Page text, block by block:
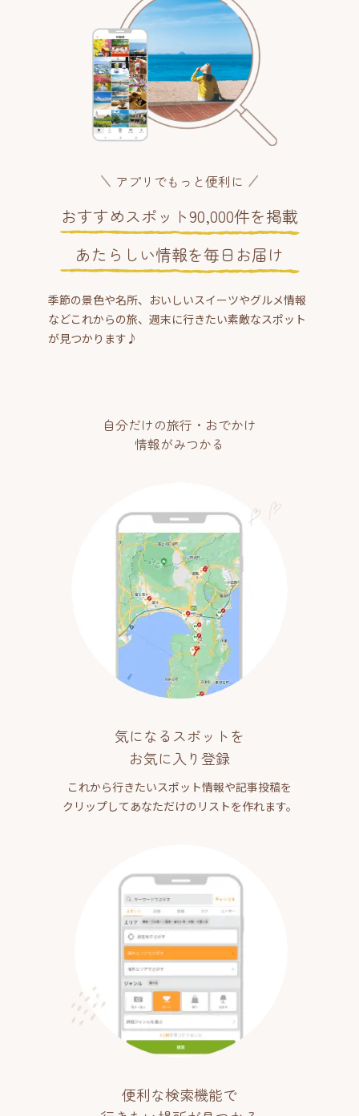
アプリでもっと便利に
おすすめスポット90,000件を掲載
あたらしい情報を毎日お届け
季節の景色や名所、おいしいスイーツやグルメ情報
などこれからの旅、週末に行きたい素敵なスポット
が見つかります♪
自分だけの旅行・おでかけ
情報がみつかる
気になるスポットを
お気に入り登録
これから行きたいスポット情報や記事投稿を
クリップしてあなただけのリストを作れます。
便利な検索機能で